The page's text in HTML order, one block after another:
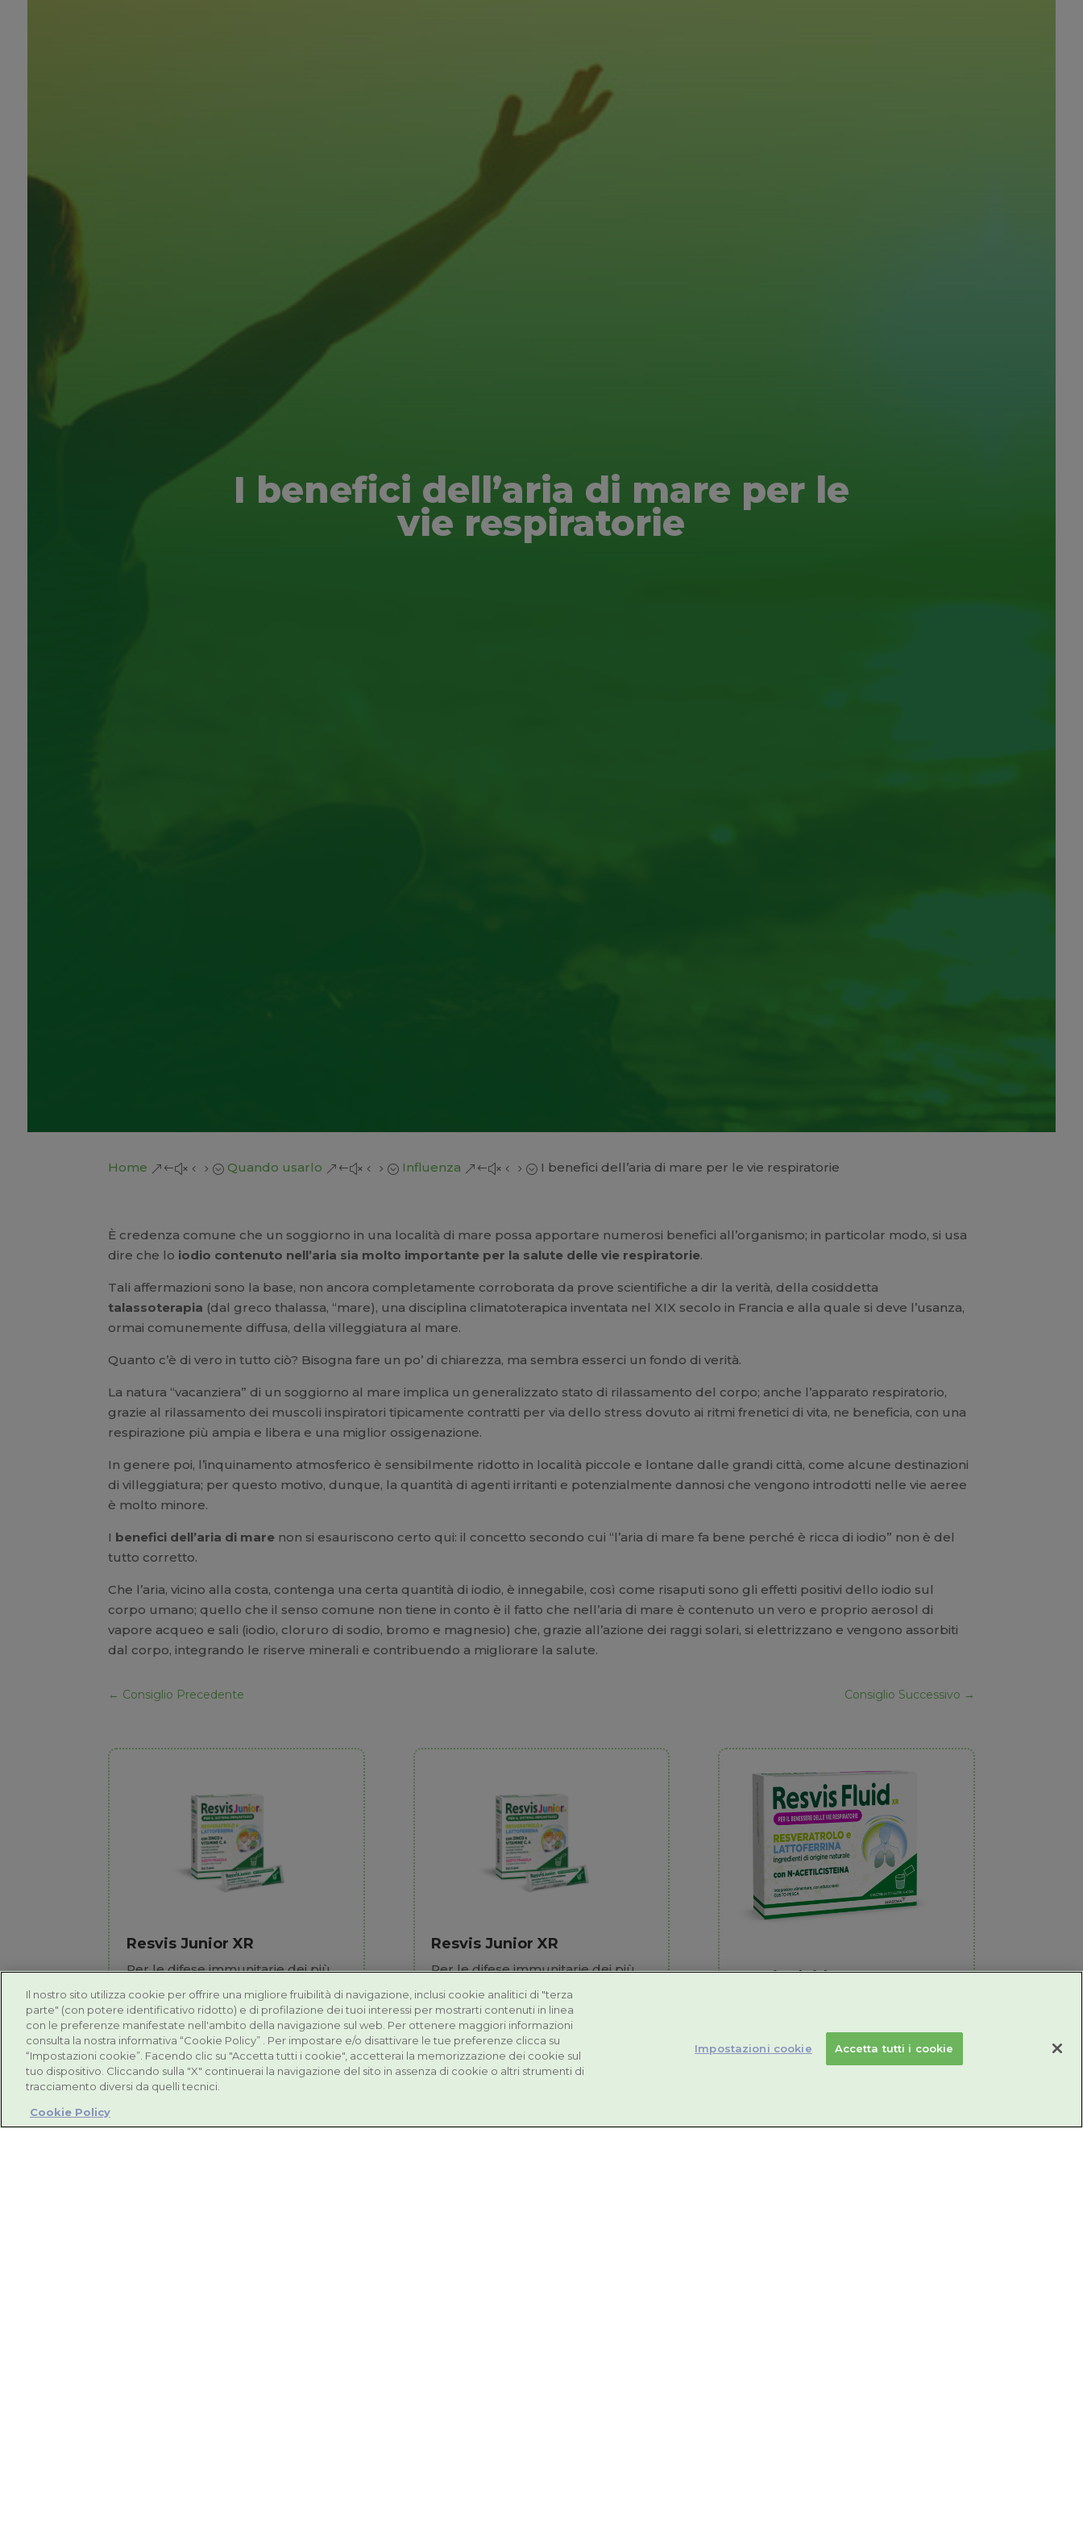
I benefici dell’aria di mare per le
vie respiratorie
Home &#x45; Quando usarlo &#x45; Influenza &#x45; I benefici dell’aria di mare per le vie respiratorie
È credenza comune che un soggiorno in una località di mare possa apportare numerosi benefici all’organismo; in particolar modo, si usa
dire che lo iodio contenuto nell’aria sia molto importante per la salute delle vie respiratorie.
Tali affermazioni sono la base, non ancora completamente corroborata da prove scientifiche a dir la verità, della cosiddetta
talassoterapia (dal greco thalassa, “mare), una disciplina climatoterapica inventata nel XIX secolo in Francia e alla quale si deve l’usanza,
ormai comunemente diffusa, della villeggiatura al mare.
Quanto c’è di vero in tutto ciò? Bisogna fare un po’ di chiarezza, ma sembra esserci un fondo di verità.
La natura “vacanziera” di un soggiorno al mare implica un generalizzato stato di rilassamento del corpo; anche l’apparato respiratorio,
grazie al rilassamento dei muscoli inspiratori tipicamente contratti per via dello stress dovuto ai ritmi frenetici di vita, ne beneficia, con una
respirazione più ampia e libera e una miglior ossigenazione.
In genere poi, l’inquinamento atmosferico è sensibilmente ridotto in località piccole e lontane dalle grandi città, come alcune destinazioni
di villeggiatura; per questo motivo, dunque, la quantità di agenti irritanti e potenzialmente dannosi che vengono introdotti nelle vie aeree
è molto minore.
I benefici dell’aria di mare non si esauriscono certo qui: il concetto secondo cui “l’aria di mare fa bene perché è ricca di iodio” non è del
tutto corretto.
Che l’aria, vicino alla costa, contenga una certa quantità di iodio, è innegabile, così come risaputi sono gli effetti positivi dello iodio sul
corpo umano; quello che il senso comune non tiene in conto è il fatto che nell’aria di mare è contenuto un vero e proprio aerosol di
vapore acqueo e sali (iodio, cloruro di sodio, bromo e magnesio) che, grazie all’azione dei raggi solari, si elettrizzano e vengono assorbiti
dal corpo, integrando le riserve minerali e contribuendo a migliorare la salute.
← Consiglio Precedente Consiglio Successivo →
Resvis Junior XR
Per le difese immunitarie dei più
piccoli
Resvis Junior XR
Per le difese immunitarie dei più
piccoli
Resvis Fluid XR
Il nostro sito utilizza cookie per offrire una migliore fruibilità di navigazione, inclusi cookie analitici di "terza
parte" (con potere identificativo ridotto) e di profilazione dei tuoi interessi per mostrarti contenuti in linea
con le preferenze manifestate nell'ambito della navigazione sul web. Per ottenere maggiori informazioni
consulta la nostra informativa “Cookie Policy” . Per impostare e/o disattivare le tue preferenze clicca su
“Impostazioni cookie”. Facendo clic su "Accetta tutti i cookie", accetterai la memorizzazione dei cookie sul
tuo dispositivo. Cliccando sulla "X" continuerai la navigazione del sito in assenza di cookie o altri strumenti di
tracciamento diversi da quelli tecnici.
Cookie Policy
Impostazioni cookie Accetta tutti i cookie